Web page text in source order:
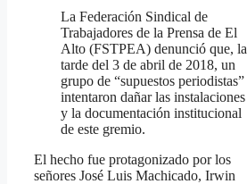
Compartir
La Federación Sindical de
Trabajadores de la Prensa de El
Alto (FSTPEA) denunció que, la
tarde del 3 de abril de 2018, un
grupo de “supuestos periodistas”
intentaron dañar las instalaciones
y la documentación institucional
de este gremio.
El hecho fue protagonizado por los
señores José Luis Machicado, Irwin